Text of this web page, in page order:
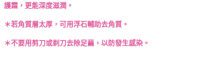
護霜，更能深度滋潤。
＊若角質層太厚，可用浮石輔助去角質。
＊不要用剪刀或剃刀去除足繭，以防發生感染。